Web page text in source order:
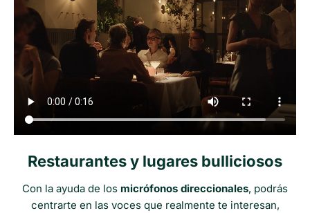
Restaurantes y lugares bulliciosos
Con la ayuda de los micrófonos direccionales, podrás
centrarte en las voces que realmente te interesan,